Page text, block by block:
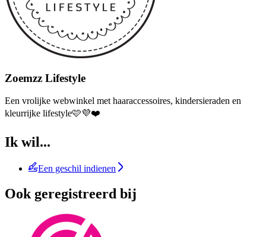
Zoemzz Lifestyle
Een vrolijke webwinkel met haaraccessoires, kindersieraden en
kleurrijke lifestyle🩷💜❤️
Ik wil...
Een geschil indienen
Ook geregistreerd bij